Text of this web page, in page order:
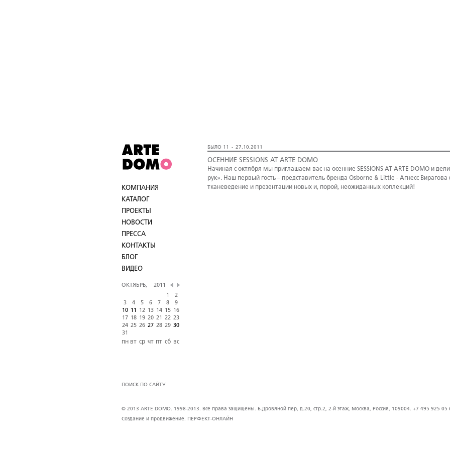
КОМПАНИЯ
КАТАЛОГ
ПРОЕКТЫ
НОВОСТИ
ПРЕССА
КОНТАКТЫ
БЛОГ
ВИДЕО
ОКТЯБРЬ,
2011
1
2
3
4 5 6 7 8
9
10 11 12 13 14 15
16
17
18 19 20 21 22 23
24 25 26 27 28 29 30
31
пн вт ср чт пт сб вс
ПОИСК ПО САЙТУ
БЫЛО 11 - 27.10.2011
ОСЕННИЕ SESSIONS AT ARTE DOMO
Начиная с октября мы приглашаем вас на осенние SESSIONS AT ARTE DOMO и
рук». Наш первый гость – представитель бренда Osborne & Little - Агнесс
тканеведение и презентации новых и, порой, неожиданных коллекций!
© 2013 ARTE DOMO. 1998-2013. Все права защищены. Б.Дровяной пер, д.20, стр.2, 2-й этаж, Москва, Россия, 109004. +7 495 925 05
Создание и продвижение. ПЕРФЕКТ-ОНЛАЙН